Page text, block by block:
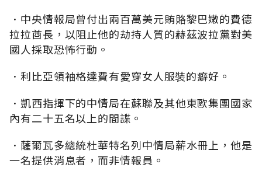
．中央情報局曾付出兩百萬美元賄賂黎巴嫩的費德
拉拉酋長，以阻止他的劫持人質的赫茲波拉黨對美
國人採取恐怖行動。
．利比亞領袖格達費有愛穿女人服裝的癖好。
．凱西指揮下的中情局在蘇聯及其他東歐集團國家
內有二十五名以上的間諜。
．薩爾瓦多總統杜華特名列中情局薪水冊上，他是
一名提供消息者，而非情報員。